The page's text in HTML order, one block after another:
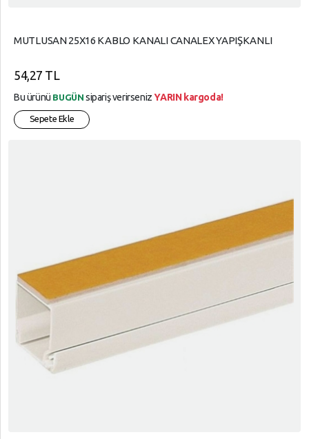
MUTLUSAN 25X16 KABLO KANALI CANALEX YAPIŞKANLI
54,27 TL
Bu ürünü BUGÜN sipariş verirsenizYARIN kargoda!
Sepete Ekle